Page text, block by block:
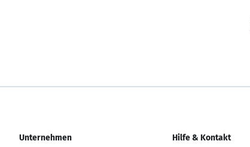
Unternehmen Hilfe & Kontakt